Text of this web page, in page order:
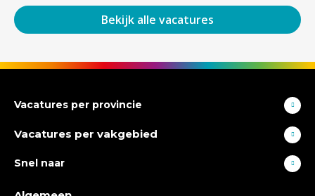
Bekijk alle vacatures
Vacatures per provincie
Vacatures per vakgebied
Snel naar